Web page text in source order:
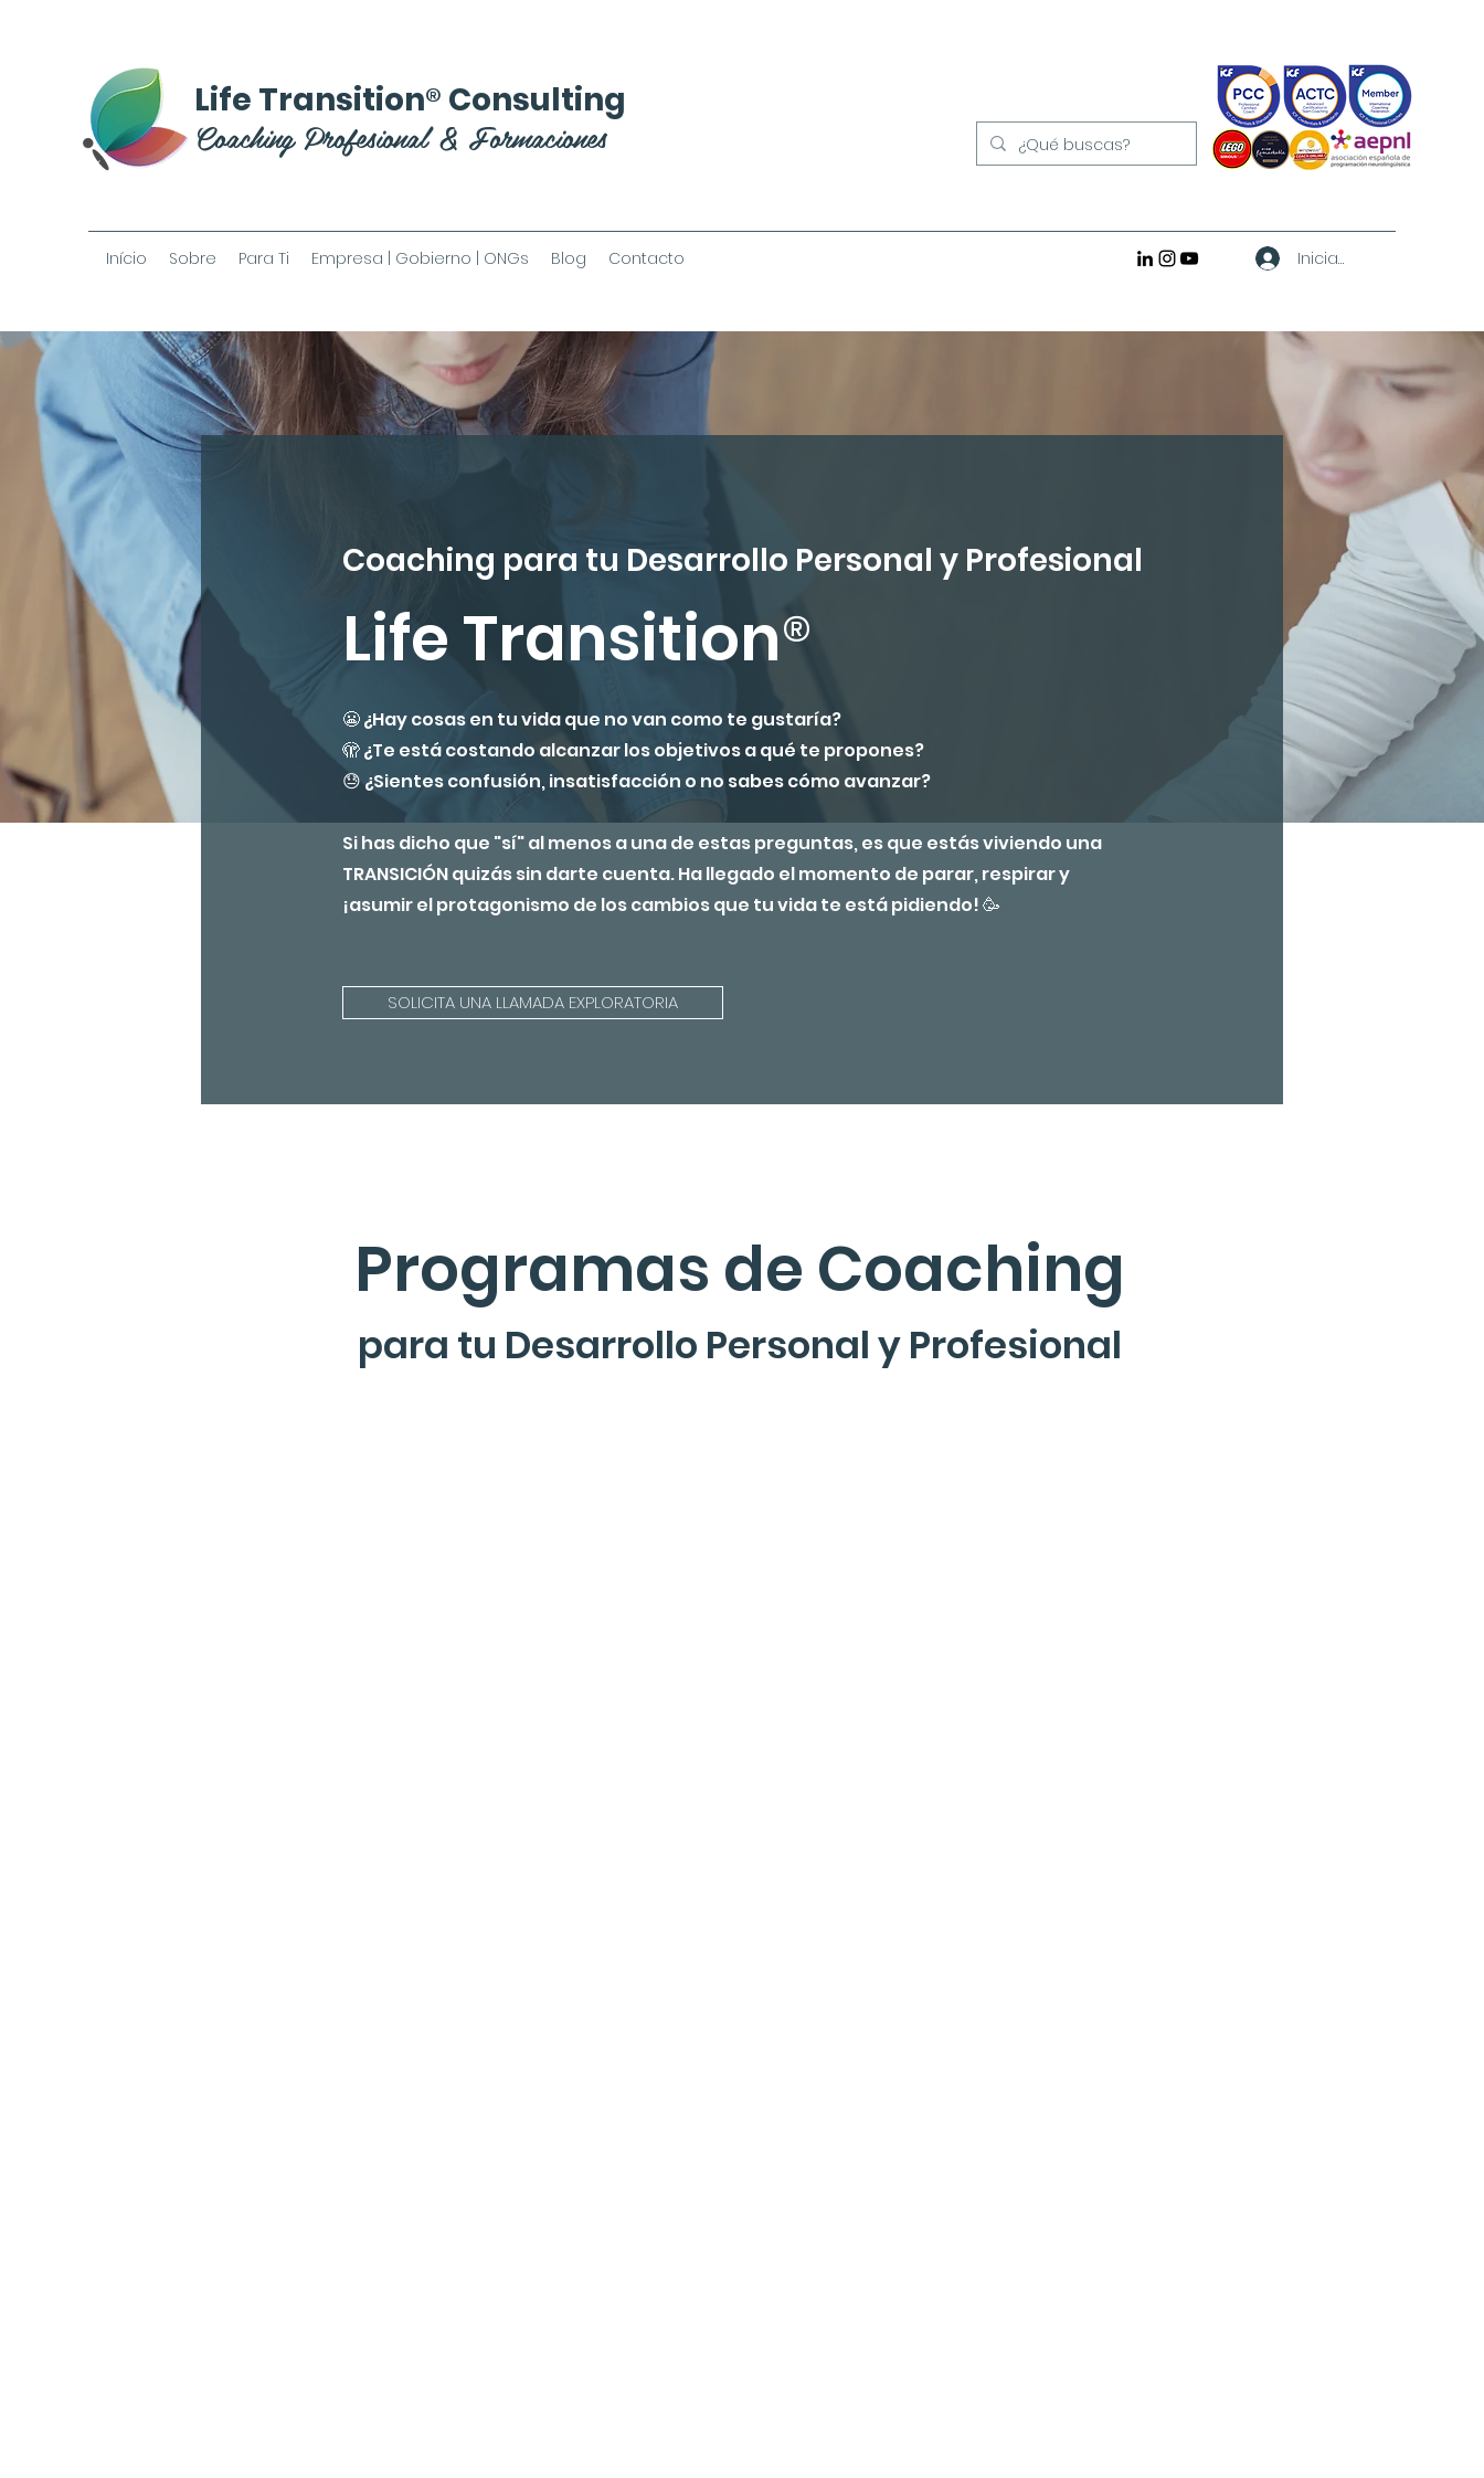
Início Sobre Para Ti Empresa | Gobierno | ONGs Blog Contacto Iniciar sesión
Life Transition® Consulting
Coaching Profesional & Formaciones
Coaching para tu Desarrollo Personal y Profesional
Life Transition®
😬 ¿Hay cosas en tu vida que no van como te gustaría?
🫣 ¿Te está costando alcanzar los objetivos a qué te propones?
😓 ¿Sientes confusión, insatisfacción o no sabes cómo avanzar?
Si has dicho que "sí" al menos a una de estas preguntas, es que estás viviendo una
TRANSICIÓN quizás sin darte cuenta. Ha llegado el momento de parar, respirar y
¡asumir el protagonismo de los cambios que tu vida te está pidiendo! 🥳
SOLICITA UNA LLAMADA EXPLORATORIA
Programas de Coaching
para tu Desarrollo Personal y Profesional